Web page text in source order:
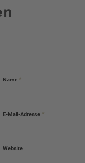
Name *
E-Mail-Adresse *
Website